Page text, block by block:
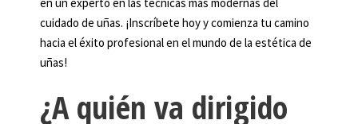
cuidado de uñas. ¡Inscríbete hoy y comienza tu camino
hacia el éxito profesional en el mundo de la estética de
uñas!
¿A quién va dirigido